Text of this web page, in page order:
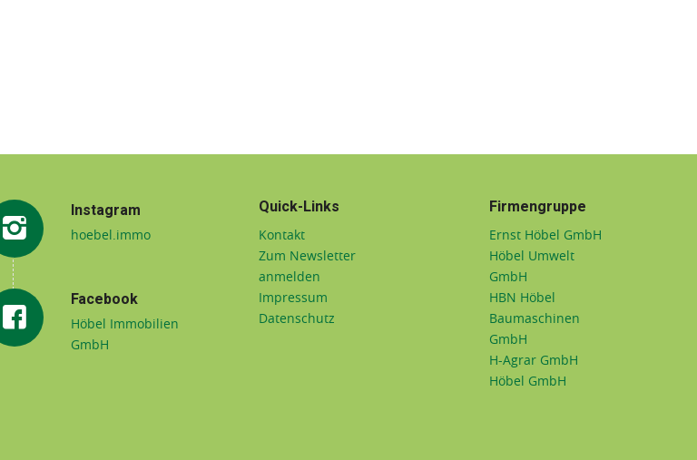
Instagram
hoebel.immo
Facebook
Höbel Immobilien
GmbH
Quick-Links
Kontakt
Zum Newsletter
anmelden
Impressum
Datenschutz
Firmengruppe
Ernst Höbel GmbH
Höbel Umwelt
GmbH
HBN Höbel
Baumaschinen
GmbH
H-Agrar GmbH
Höbel GmbH